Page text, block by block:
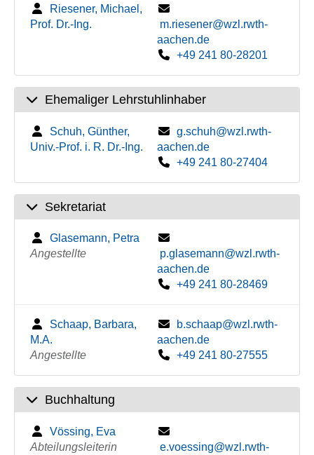
Riesener, Michael,
Prof. Dr.-Ing.
m.riesener@wzl.rwth-
aachen.de
+49 241 80-28201
Ehemaliger Lehrstuhlinhaber
Schuh, Günther,
Univ.-Prof. i. R. Dr.-Ing.
g.schuh@wzl.rwth-
aachen.de
+49 241 80-27404
Sekretariat
Glasemann, Petra
Angestellte
p.glasemann@wzl.rwth-
aachen.de
+49 241 80-28469
Schaap, Barbara,
M.A.
Angestellte
b.schaap@wzl.rwth-
aachen.de
+49 241 80-27555
Buchhaltung
Vössing, Eva
Abteilungsleiterin
e.voessing@wzl.rwth-